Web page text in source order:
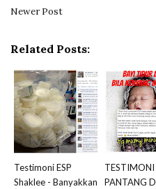
Newer Post
Related Posts:
Testimoni ESP
Shaklee - Banyakkan
TESTIMONI
PANTANG